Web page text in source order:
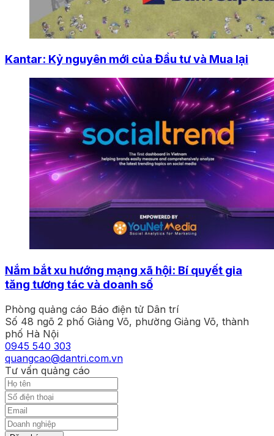
Kantar: Kỷ nguyên mới của Đầu tư và Mua lại
Nắm bắt xu hướng mạng xã hội: Bí quyết gia
tăng tương tác và doanh số
Phòng quảng cáo Báo điện tử Dân trí
Số 48 ngõ 2 phố Giảng Võ, phường Giảng Võ, thành
phố Hà Nội
0945 540 303
quangcao@dantri.com.vn
Tư vấn quảng cáo